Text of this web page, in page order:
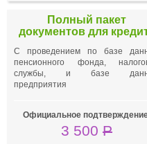
Полный пакет
документов для
С проведением по базе
пенсионного фонда,
службы, и базе
предприятия
Официальное
3 500 Р